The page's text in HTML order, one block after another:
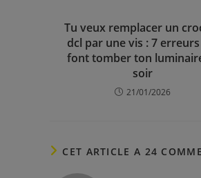
Tu veux remplacer un
dcl par une vis : 7
font tomber ton
soir
21/01/2026
CET ARTICLE A 24